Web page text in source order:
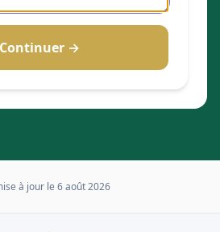
Continuer →
à jour le 6 août 2026